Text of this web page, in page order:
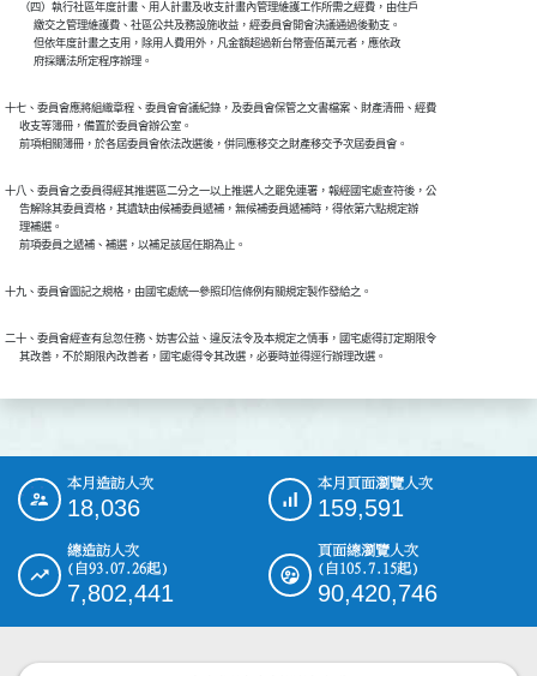
      （四）執行社區年度計畫、用人計畫及收支計畫內管理維護工作所需之經費，由住戶
            繳交之管理維護費、社區公共及務設施收益，經委員會開會決議通過後動支。
            但依年度計畫之支用，除用人費用外，凡金額超過新台幣壹佰萬元者，應依政
            府採購法所定程序辦理。
十七、委員會應將組織章程、委員會會議紀錄，及委員會保管之文書檔案、財產清冊、經費
      收支等簿冊，備置於委員會辦公室。
      前項相關簿冊，於各屆委員會依法改選後，併同應移交之財產移交予次屆委員會。
十八、委員會之委員得經其推選區二分之一以上推選人之罷免連署，報經國宅處查符後，公
      告解除其委員資格，其遺缺由候補委員遞補，無候補委員遞補時，得依第六點規定辦
      理補選。
      前項委員之遞補、補選，以補足該屆任期為止。
十九、委員會圖記之規格，由國宅處統一參照印信條例有關規定製作發給之。
二十、委員會經查有怠忽任務、妨害公益、違反法令及本規定之情事，國宅處得訂定期限令
      其改善，不於期限內改善者，國宅處得令其改選，必要時並得逕行辦理改選。
::: 本月造訪人次
18,036
本月頁面瀏覽人次
159,591
總造訪人次
(自93.07.26起)
7,802,441
頁面總瀏覽人次
(自105.7.15起)
90,420,746